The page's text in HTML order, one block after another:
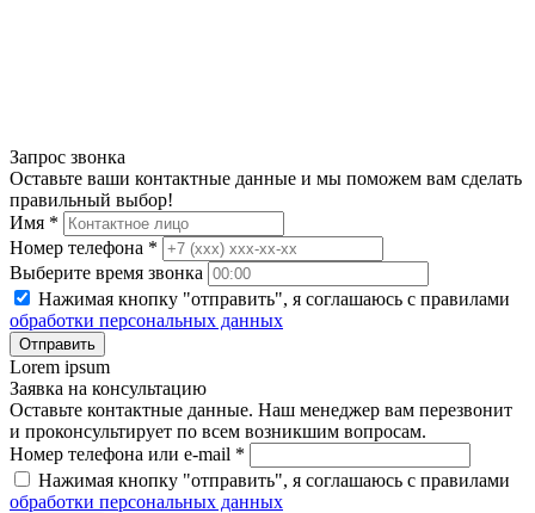
Запрос звонка
Оставьте ваши контактные данные и мы поможем вам сделать
правильный выбор!
Имя *
Номер телефона *
Выберите время звонка
Нажимая кнопку "отправить", я соглашаюсь с правилами
обработки персональных данных
Lorem ipsum
Заявка на консультацию
Оставьте контактные данные. Наш менеджер вам перезвонит
и проконсультирует по всем возникшим вопросам.
Номер телефона или e-mail *
Нажимая кнопку "отправить", я соглашаюсь с правилами
обработки персональных данных